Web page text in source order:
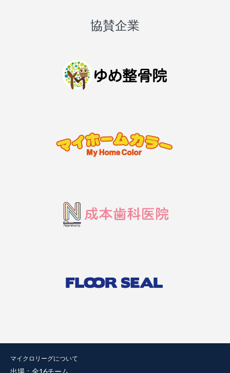
協賛企業
マイクロリーグについて
出場：全16チーム